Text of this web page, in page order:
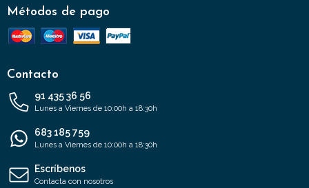
Métodos de pago
Contacto
91 435 36 56
Lunes a Viernes de 10:00h a 18:30h
683 185 759
Lunes a Viernes de 10:00h a 18:30h
Escríbenos
Contacta con nosotros